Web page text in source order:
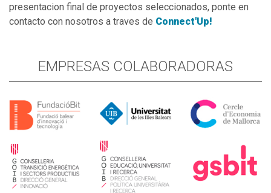
presentacion final de proyectos seleccionados, ponte en
contacto con nosotros a traves de Connect'Up!
EMPRESAS COLABORADORAS